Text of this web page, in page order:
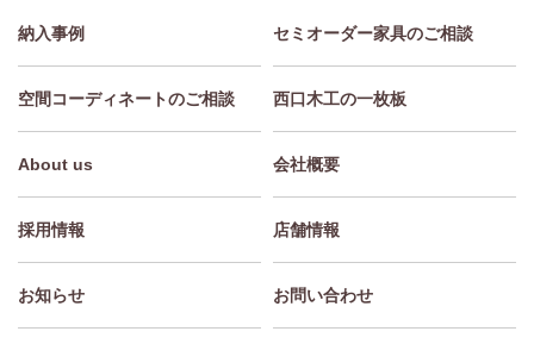
納入事例 セミオーダー家具のご相談
空間コーディネートのご相談 西口木工の一枚板
About us 会社概要
採用情報 店舗情報
お知らせ お問い合わせ